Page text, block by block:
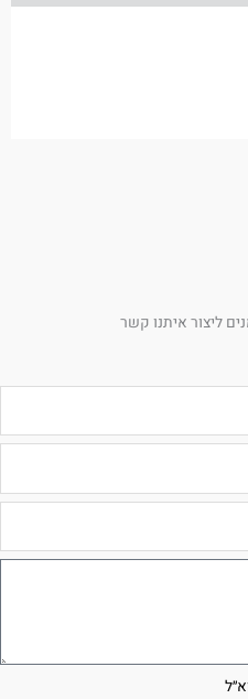
ליצור איתנו קשר